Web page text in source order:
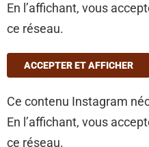
En l’affichant, vous
ce réseau.
ACCEPTER ET AFFICHER
Ce contenu Instagram
En l’affichant, vous
ce réseau.